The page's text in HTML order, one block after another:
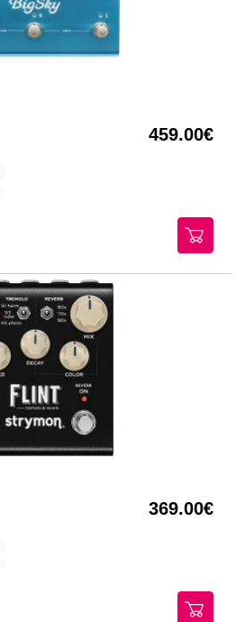
459.00
369.00